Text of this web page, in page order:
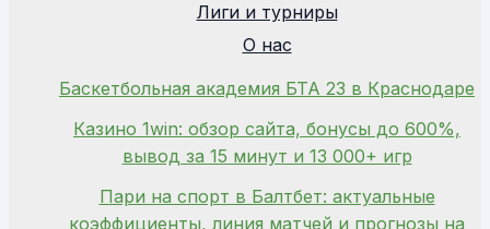
Лиги и турниры
О нас
Баскетбольная академия БТА 23 в Краснодаре
Казино 1win: обзор сайта, бонусы до 600%,
вывод за 15 минут и 13 000+ игр
Пари на спорт в Балтбет: актуальные
коэффициенты, линия матчей и прогнозы на